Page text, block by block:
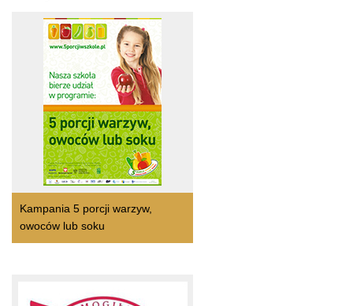
Kampania 5 porcji warzyw,
owoców lub soku